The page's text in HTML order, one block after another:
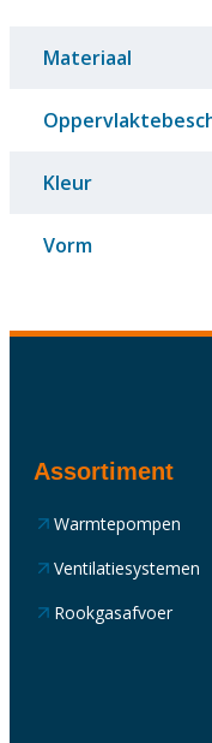
Materiaal
Kleur
Vorm
Assortiment
Warmtepompen
Ventilatiesystemen
Rookgasafvoer